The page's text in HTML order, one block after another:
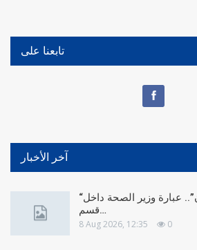
تابعنا على
آخر الأخبار
“واضحة رائحة الدخان”.. عبارة وزير الصحة داخل
قسم…
8 Aug 2026, 12:35 0